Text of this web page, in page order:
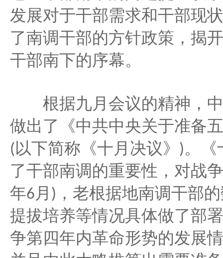
发展对于干部需求和干部现
了南调干部的方针政策，揭
干部南下的序幕。
根据九月会议的精神，中
做出了《中共中央关于准备
( 以下简称《十月决议》 )。《
了干部南调的重要性，对战
年6 月 ) ，老根据地南调干部
提拔培养等情况具体做了部
争第四年内革命形势的发展